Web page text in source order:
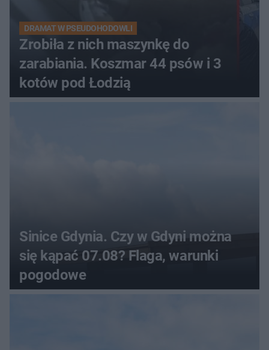
DRAMAT W PSEUDOHODOWLI
Zrobiła z nich maszynkę do
zarabiania. Koszmar 44 psów i 3
kotów pod Łodzią
Sinice Gdynia. Czy w Gdyni można
się kąpać 07.08? Flaga, warunki
pogodowe